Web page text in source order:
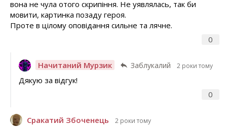
0
вона не чула отого скрипіння. Не уявлялась, так би
мовити, картинка позаду героя.
Проте в цілому оповідання сильне та лячне.
Начитаний Мурзик Заблукалий 2 роки тому
0
Дякую за відгук!
Сракатий Збоченець 2 роки тому